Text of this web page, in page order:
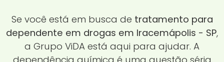
Se você está em busca de tratamento para
dependente em drogas em Iracemápolis - SP,
a Grupo ViDA está aqui para ajudar. A